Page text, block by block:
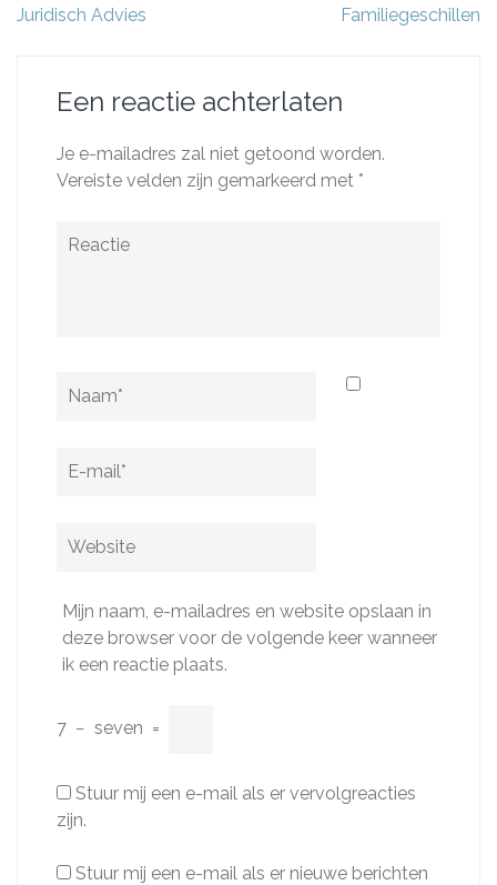
Juridisch Advies
Familiegeschillen
Een reactie achterlaten
Je e-mailadres zal niet getoond worden.
Vereiste velden zijn gemarkeerd met *
Reactie
Naam
E-
Website
Mijn naam, e-mailadres en website opslaan in
deze browser voor de volgende keer wanneer
ik een reactie plaats.
7 − seven =
Stuur mij een e-mail als er vervolgreacties
zijn.
Stuur mij een e-mail als er nieuwe berichten